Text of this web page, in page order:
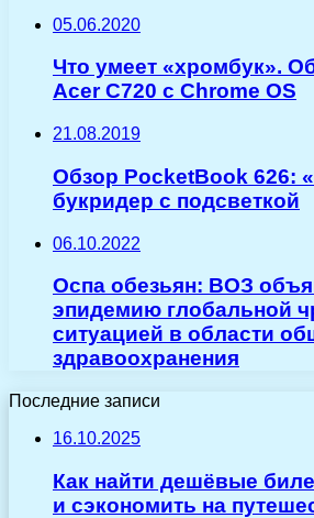
05.06.2020
Что умеет «хромбук».
Acer C720 с Chrome OS
21.08.2019
Обзор PocketBook 626:
букридер с подсветкой
06.10.2022
Оспа обезьян: ВОЗ
эпидемию глобальной
ситуацией в области
здравоохранения
Последние записи
16.10.2025
Как найти дешёвые
и сэкономить на